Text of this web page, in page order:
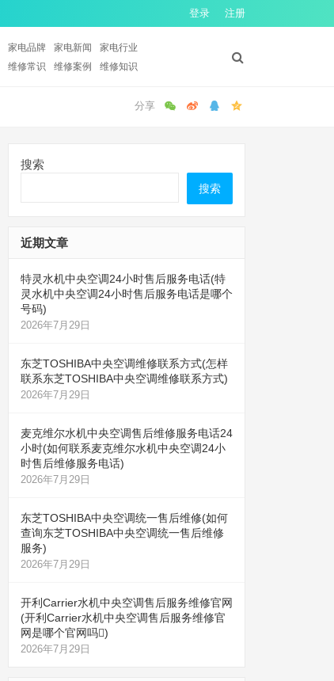
登录 注册
家电品牌 家电新闻
家电行业
维修常识 维修案例 维修知识
搜索
搜索
近期文章
特灵水机中央空调24小时售后服务电话(特
灵水机中央空调24小时售后服务电话是哪个
号码)
2026年7月29日
东芝TOSHIBA中央空调维修联系方式(怎样
联系东芝TOSHIBA中央空调维修联系方式)
2026年7月29日
麦克维尔水机中央空调售后维修服务电话24
小时(如何联系麦克维尔水机中央空调24小
时售后维修服务电话)
2026年7月29日
东芝TOSHIBA中央空调统一售后维修(如何
查询东芝TOSHIBA中央空调统一售后维修
服务)
2026年7月29日
开利Carrier水机中央空调售后服务维修官网
(开利Carrier水机中央空调售后服务维修官
网是哪个官网吗)
2026年7月29日